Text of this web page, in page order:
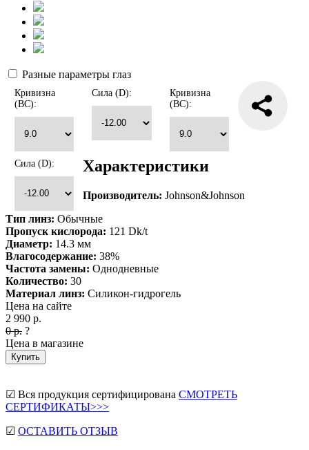
Разные параметры глаз
Кривизна
(BC):
Сила (D):
Кривизна
(BC):
Сила (D): Характеристики
Производитель: Johnson&Johnson
Тип линз: Обычные
Пропуск кислорода: 121 Dk/t
Диаметр: 14.3 мм
Влагосодержание: 38%
Частота замены: Однодневные
Количество: 30
Материал линз: Силикон-гидрогель
Цена на сайте
2 990 р.
0р. ?
Цена в магазине
Купить
☑ Вся продукция сертифицирована СМОТРЕТЬ
СЕРТИФИКАТЫ>>>
☑ ОСТАВИТЬ ОТЗЫВ